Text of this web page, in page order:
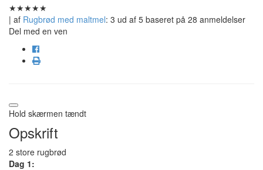
★★★★★
| af Rugbrød med maltmel: 3 ud af 5 baseret på 28 anmeldelser
Del med en ven
Hold skærmen tændt
Opskrift
2 store rugbrød
Dag 1: